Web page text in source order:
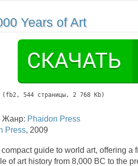
Years of Art
( fb2, 544 страницы, 2 768 Kb)
Жанр: Phaidon Press
Press, 2009
guide to world art, offering a
of art history from 8,000 BC to the